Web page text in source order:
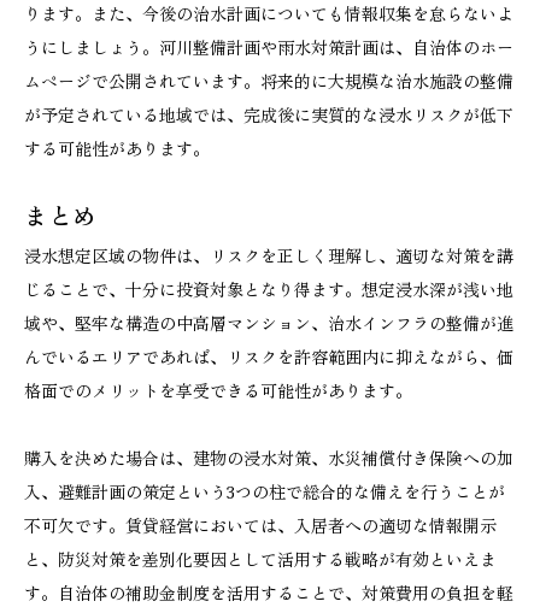
ります。また、今後の治水計画についても情報収集を怠らないよ
うにしましょう。河川整備計画や雨水対策計画は、自治体のホー
ムページで公開されています。将来的に大規模な治水施設の整備
が予定されている地域では、完成後に実質的な浸水リスクが低下
する可能性があります。
まとめ
浸水想定区域の物件は、リスクを正しく理解し、適切な対策を講
じることで、十分に投資対象となり得ます。想定浸水深が浅い地
域や、堅牢な構造の中高層マンション、治水インフラの整備が進
んでいるエリアであれば、リスクを許容範囲内に抑えながら、価
格面でのメリットを享受できる可能性があります。
購入を決めた場合は、建物の浸水対策、水災補償付き保険への加
入、避難計画の策定という3つの柱で総合的な備えを行うことが
不可欠です。賃貸経営においては、入居者への適切な情報開示
と、防災対策を差別化要因として活用する戦略が有効といえま
す。自治体の補助金制度を活用することで、対策費用の負担を軽